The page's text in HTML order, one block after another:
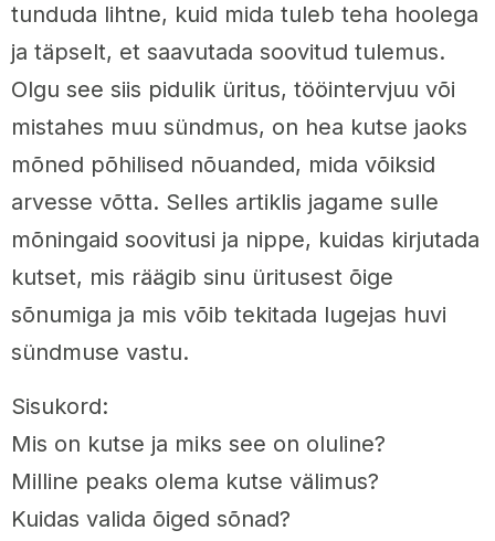
tunduda lihtne, kuid mida tuleb teha hoolega
ja täpselt, et saavutada soovitud tulemus.
Olgu see siis pidulik üritus, tööintervjuu või
mistahes muu sündmus, on hea kutse jaoks
mõned põhilised nõuanded, mida võiksid
arvesse võtta. Selles artiklis jagame sulle
mõningaid soovitusi ja nippe, kuidas kirjutada
kutset, mis räägib sinu üritusest õige
sõnumiga ja mis võib tekitada lugejas huvi
sündmuse vastu.
Sisukord:
Mis on kutse ja miks see on oluline?
Milline peaks olema kutse välimus?
Kuidas valida õiged sõnad?